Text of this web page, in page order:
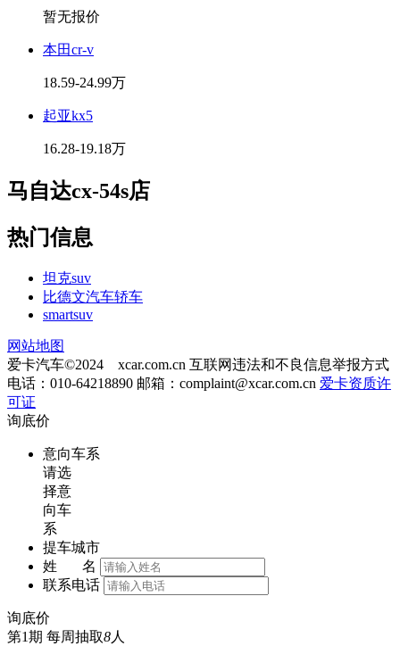
暂无报价
本田cr-v
18.59-24.99万
起亚kx5
16.28-19.18万
马自达cx-54s店
热门信息
坦克suv
比德文汽车轿车
smartsuv
网站地图
爱卡汽车©2024 xcar.com.cn 互联网违法和不良信息举报方式
电话：010-64218890 邮箱： complaint@xcar.com.cn 爱卡资质许
可证
询底价
意向车系
请选
择意
向车
系
提车城市
姓 名
联系电话
询底价
第1期 每周抽取8人